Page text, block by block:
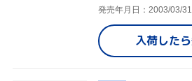
発売年月日：2003/03/31
入荷したら